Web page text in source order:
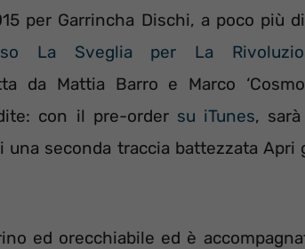
per Garrincha Dischi, a poco più
La Sveglia per La
da Mattia Barro e Marco
con il pre-order su iTunes,
seconda traccia battezzata Apri
ed orecchiabile ed è